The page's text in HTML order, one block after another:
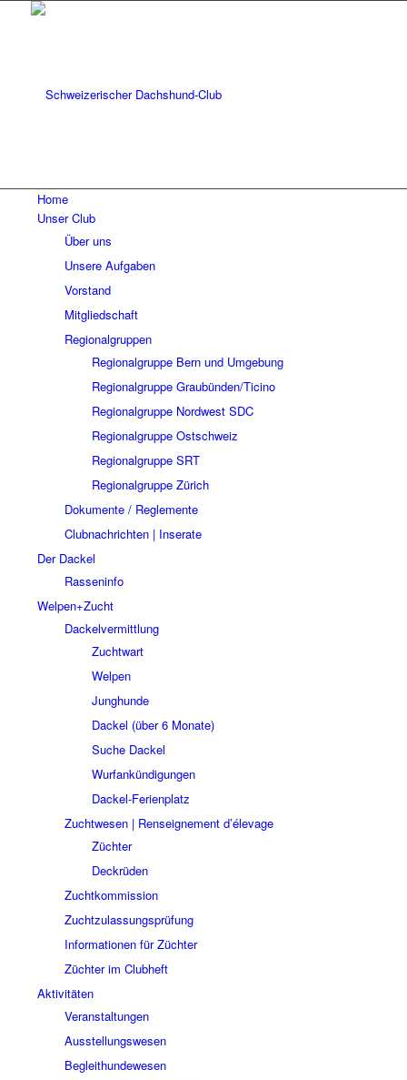
Home
Unser Club
Über uns
Unsere Aufgaben
Vorstand
Mitgliedschaft
Regionalgruppen
Regionalgruppe Bern und Umgebung
Regionalgruppe Graubünden/Ticino
Regionalgruppe Nordwest SDC
Regionalgruppe Ostschweiz
Regionalgruppe SRT
Regionalgruppe Zürich
Dokumente / Reglemente
Clubnachrichten | Inserate
Der Dackel
Rasseninfo
Welpen+Zucht
Dackelvermittlung
Zuchtwart
Welpen
Junghunde
Dackel (über 6 Monate)
Suche Dackel
Wurfankündigungen
Dackel-Ferienplatz
Zuchtwesen | Renseignement d’élevage
Züchter
Deckrüden
Zuchtkommission
Zuchtzulassungsprüfung
Informationen für Züchter
Züchter im Clubheft
Aktivitäten
Veranstaltungen
Ausstellungswesen
Begleithundewesen